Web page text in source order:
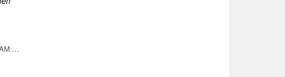
Acer Aspire S27 All・All-in-One mit Monitor・Core Ultra 7 4,8 GHz・RAM: 32 GB・HDD: 1.024 GB (DQ.BSCEG.003)